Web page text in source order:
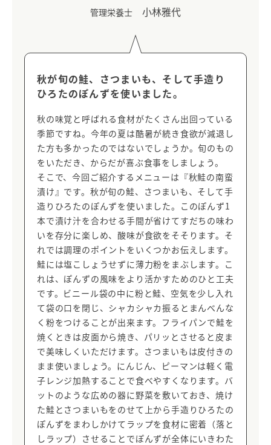
管理栄養士 小林雅代
秋が旬の鮭、さつまいも、そして手造り
ひろたのぽんずを使いました。
秋の味覚と呼ばれる食材がたくさん出回っている
季節ですね。今年の夏は酷暑が続き食欲が減退し
た方も多かったのではないでしょうか。旬のもの
をいただき、からだが喜ぶ食事をしましょう。
そこで、今回ご紹介するメニューは『秋鮭の南蛮
漬け』です。秋が旬の鮭、さつまいも、そして手
造りひろたのぽんずを使いました。このぽんず1
本で漬け汁を合わせる手間が省けてすだちの味わ
いを存分に楽しめ、酸味が食欲をそそります。そ
れでは調理のポイントをいくつかお伝えします。
鮭には塩こしょうせずに薄力粉をまぶします。こ
れは、ぽんずの風味をより活かすためのひと工夫
です。ビニール袋の中に粉と鮭、空気を少し入れ
て袋の口を閉じ、シャカシャカ振るとまんべんな
く粉をつけることが出来ます。フライパンで鮭を
焼くときは皮面から焼き、パリッとさせると皮ま
で美味しくいただけます。さつまいもは皮付きの
まま使いましょう。にんじん、ピーマンは軽く電
子レンジ加熱することで食べやすくなります。バ
ットのような広めの器に野菜を敷いておき、焼け
た鮭とさつまいもをのせて上から手造りひろたの
ぽんずをまわしかけてラップを食材に密着（落と
しラップ）させることでぽんずが全体にいきわた